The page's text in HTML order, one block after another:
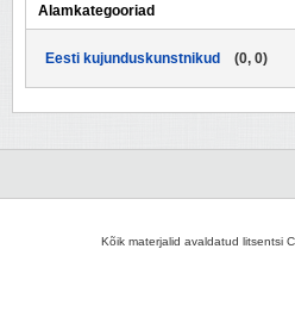
Alamkategooriad
(0, 0)
Eesti kujunduskunstnikud
Kõik materjalid avaldatud litsentsi